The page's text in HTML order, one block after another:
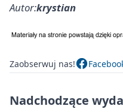
Autor:krystian
Zaobserwuj nas!
Nadchodzące